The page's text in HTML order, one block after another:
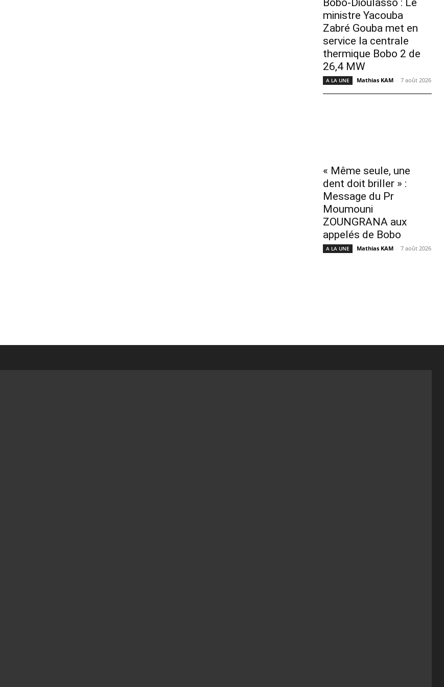
Bobo-Dioulasso : Le
ministre Yacouba
Zabré Gouba met en
service la centrale
thermique Bobo 2 de
26,4 MW
A LA UNE Mathias KAM - 7 août 2026
« Même seule, une
dent doit briller » :
Message du Pr
Moumouni
ZOUNGRANA aux
appelés de Bobo
A LA UNE Mathias KAM - 7 août 2026